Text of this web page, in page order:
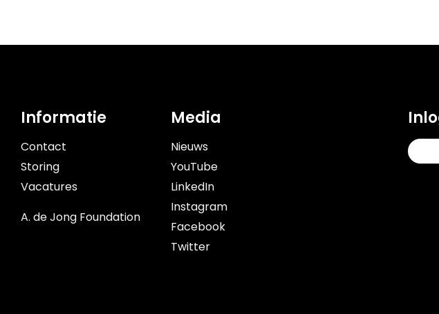
Informatie
Contact
Storing
Vacatures
A. de Jong Foundation
Media
Nieuws
YouTube
LinkedIn
Instagram
Facebook
Twitter